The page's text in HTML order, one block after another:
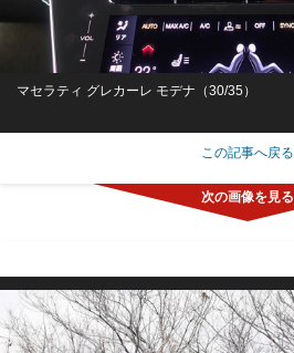
マセラティ グレカーレ モデナ（30/35）
この記事へ戻る